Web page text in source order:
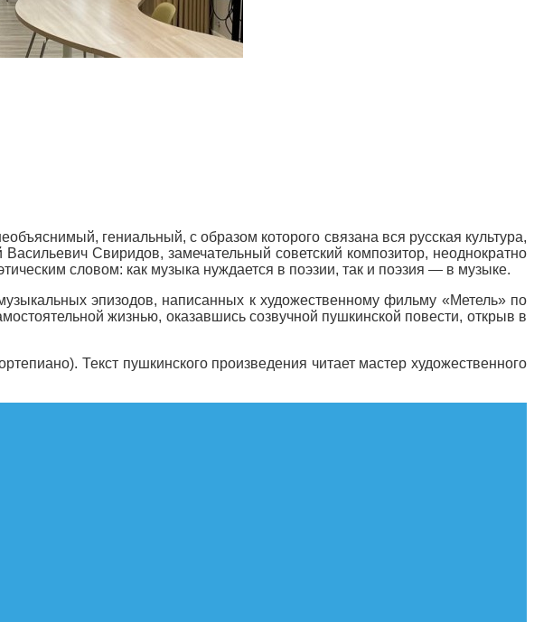
гениальный, с образом которого связана вся русская культура,
Свиридов, замечательный советский композитор, неоднократно
словом: как музыка нуждается в поэзии, так и поэзия — в музыке.
эпизодов, написанных к художественному фильму «Метель» по
жизнью, оказавшись созвучной пушкинской повести, открыв в
Текст пушкинского произведения читает мастер художественного